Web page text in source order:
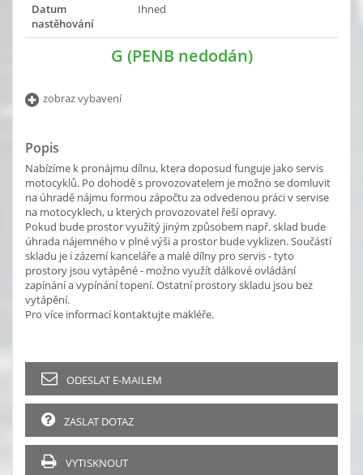
Datum
nastěhování
Ihned
G (PENB nedodán)
zobraz vybavení
Popis
Nabízíme k pronájmu dílnu, ktera doposud funguje jako servis
motocyklů. Po dohodě s provozovatelem je možno se domluvit
na úhradě nájmu formou zápočtu za odvedenou práci v servise
na motocyklech, u kterých provozovatel řeší opravy.
Pokud bude prostor využitý jiným způsobem např. sklad bude
úhrada nájemného v plné výši a prostor bude vyklizen. Součástí
skladu je i zázemí kanceláře a malé dílny pro servis - tyto
prostory jsou vytápěné - možno využít dálkové ovládání
zapínání a vypínání topení. Ostatní prostory skladu jsou bez
vytápění.
Pro více informací kontaktujte makléře.
ODESLAT E-MAILEM
ZASLAT DOTAZ
VYTISKNOUT